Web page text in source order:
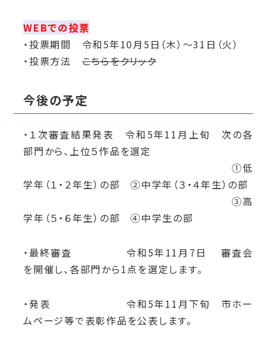
WEBでの投票
・投票期間 令和5年10月5日（木）～31日（火）
・投票方法こちらをクリック
今後の予定
・１次審査結果発表 令和5年11月上旬 次の各
部門から、上位５作品を選定
①低
学年（１・２年生）の部②中学年（３・４年生）の部
③高
学年（５・６年生）の部 ④中学生の部
・最終審査 令和5年11月7日 審査会
を開催し、各部門から1点を選定します。
・発表 令和5年11月下旬 市ホー
ムページ等で表彰作品を公表します。